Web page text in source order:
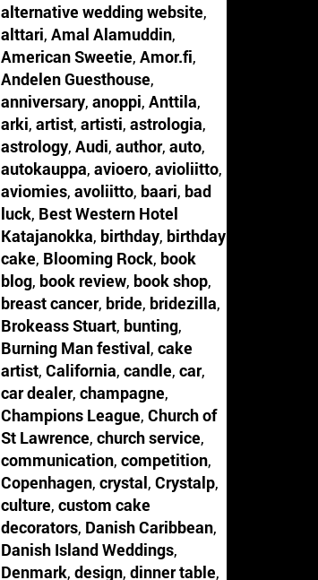
alternative wedding website,
alttari, Amal Alamuddin,
American Sweetie, Amor.fi,
Andelen Guesthouse,
anniversary, anoppi, Anttila,
arki, artist, artisti, astrologia,
astrology, Audi, author, auto,
autokauppa, avioero, avioliitto,
aviomies, avoliitto, baari, bad
luck, Best Western Hotel
Katajanokka, birthday, birthday
cake, Blooming Rock, book
blog, book review, book shop,
breast cancer, bride, bridezilla,
Brokeass Stuart, bunting,
Burning Man festival, cake
artist, California, candle, car,
car dealer, champagne,
Champions League, Church of
St Lawrence, church service,
communication, competition,
Copenhagen, crystal, Crystalp,
culture, custom cake
decorators, Danish Caribbean,
Danish Island Weddings,
Denmark, design, dinner table,